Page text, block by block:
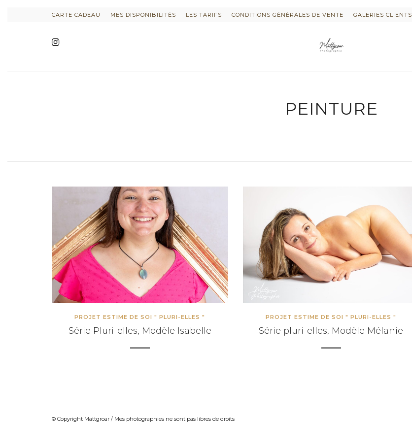
INFORMATIONS SUR LE PROJET « PLURI-ELLES » ESTIME DE SOI
INFORMATIONS SUR LES PHOTOS DE GROSSESSE
INFORMATIONS SUR LES PHOTOS D’ALLAITEMENT
INFORMATIONS SUR LES PHOTOS D’ACCOUCHEMENT
INFORMATIONS SUR LES PHOTOS NOUVEAU NE / ENFANT
INFORMATIONS SUR LES PHOTOS DE FAMILLE
CARTE CADEAU
CARTE CADEAU MES DISPONIBILITÉS LES TARIFS CONDITIONS GÉNÉRALES DE VENTE GALERIES CLIENTS
PEINTURE
PROJET ESTIME DE SOI " PLURI-ELLES "
Série Pluri-elles, Modèle Isabelle
PROJET ESTIME DE SOI " PLURI-ELLES "
Série pluri-elles, Modèle Mélanie
© Copyright Mattgroar / Mes photographies ne sont pas libres de droits